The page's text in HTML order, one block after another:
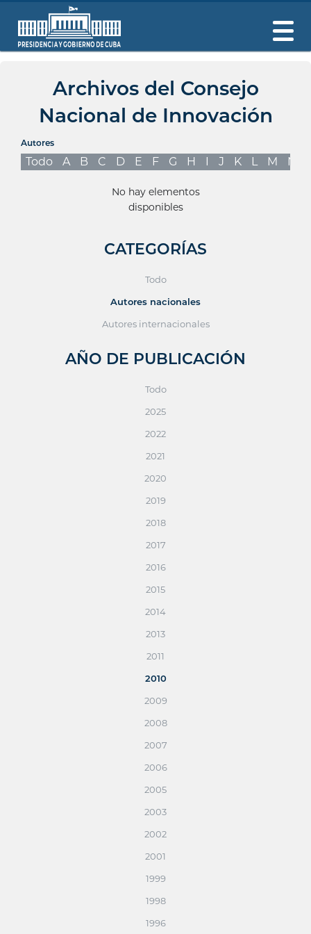
Archivos del Consejo
Nacional de Innovación
Autores
Todo A B C D E F G H I J K L M N
No hay elementos
disponibles
CATEGORÍAS
Todo
Autores nacionales
Autores internacionales
AÑO DE PUBLICACIÓN
Todo
2025
2022
2021
2020
2019
2018
2017
2016
2015
2014
2013
2011
2010
2009
2008
2007
2006
2005
2003
2002
2001
1999
1998
1996